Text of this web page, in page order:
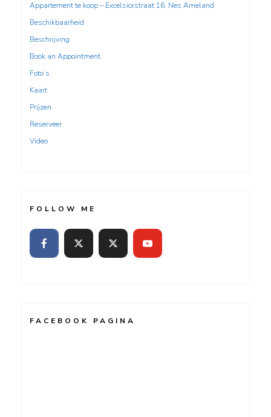
Appartement te koop – Excelsiorstraat 16, Nes Ameland
Beschikbaarheid
Beschrijving
Book an Appointment
Foto’s
Kaart
Prijzen
Reserveer
Video
FOLLOW ME
FACEBOOK PAGINA